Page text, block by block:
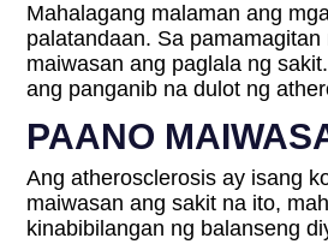
Mahalagang malaman ang
palatandaan. Sa
maiwasan ang paglala ng
ang panganib na dulot ng
PAANO
Ang atherosclerosis ay isang
maiwasan ang sakit na ito,
kinabibilangan ng balanseng